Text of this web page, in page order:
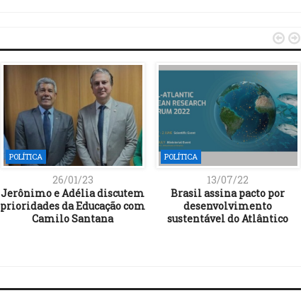
POLÍTICA
26/01/23
Jerônimo e Adélia discutem
prioridades da Educação com
Camilo Santana
POLÍTICA
13/07/22
Brasil assina pacto por
desenvolvimento
sustentável do Atlântico
 